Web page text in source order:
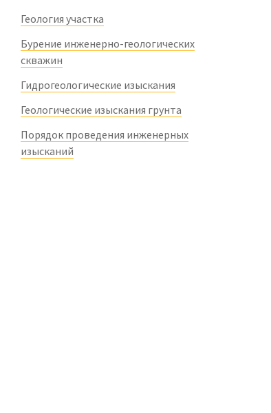
Геология участка
Бурение инженерно-геологических
скважин
Гидрогеологические изыскания
Геологические изыскания грунта
Порядок проведения инженерных
изысканий